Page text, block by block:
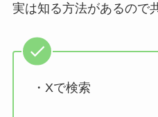
実は知る方法があるので
・Xで検索